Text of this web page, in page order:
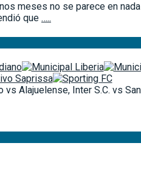
meses no se parece en
que …..